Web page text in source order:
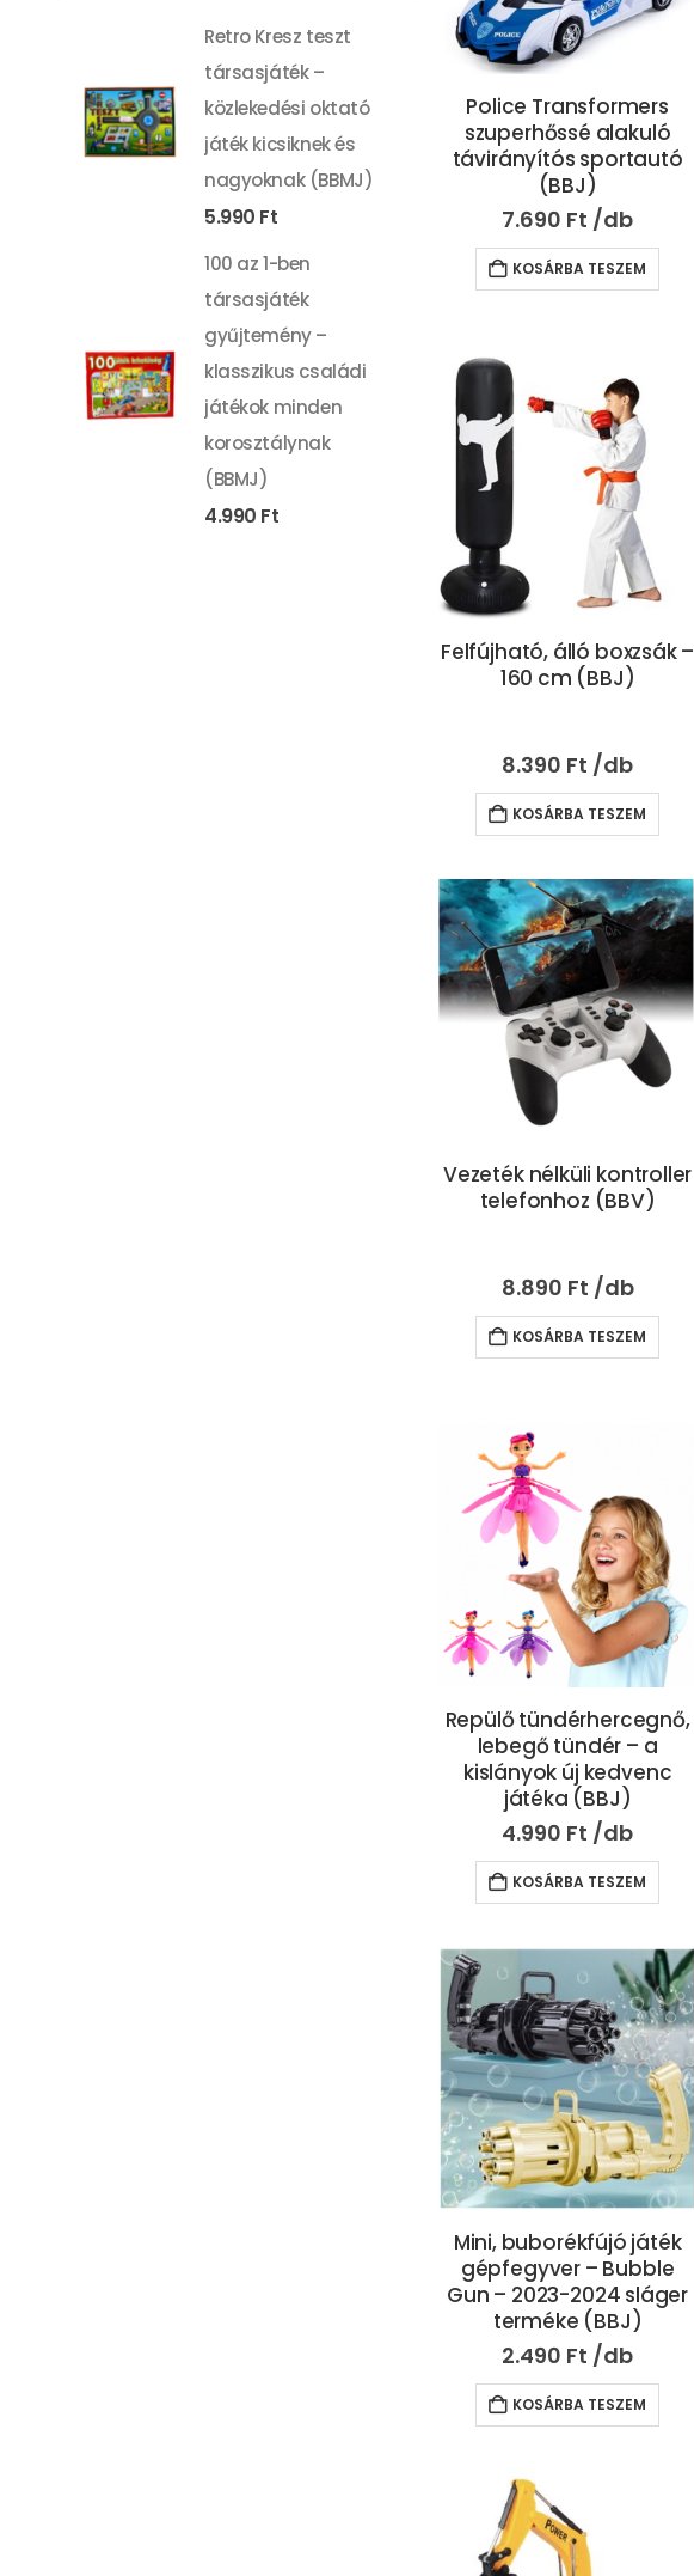
Police Transformers
szuperhőssé alakuló
távirányítós sportautó
(BBJ)
7.690 Ft
KOSÁRBA TESZEM
Felfújható, álló boxzsák –
160 cm (BBJ)
8.390 Ft
KOSÁRBA TESZEM
Vezeték nélküli kontroller
telefonhoz (BBV)
8.890 Ft
KOSÁRBA TESZEM
Repülő tündérhercegnő,
lebegő tündér – a
kislányok új kedvenc
játéka (BBJ)
4.990 Ft
KOSÁRBA TESZEM
Mini, buborékfújó játék
gépfegyver – Bubble
Gun – 2023-2024 sláger
terméke (BBJ)
2.490 Ft
KOSÁRBA TESZEM
Retro Kresz teszt
társasjáték –
közlekedési oktató
játék kicsiknek és
nagyoknak (BBMJ)
5.990 Ft
100 az 1-ben
társasjáték
gyűjtemény –
klasszikus családi
játékok minden
korosztálynak
(BBMJ)
4.990 Ft